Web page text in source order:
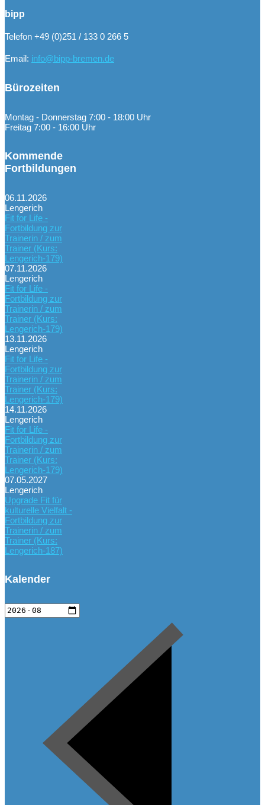
bipp
Telefon +49 (0)251 / 133 0 266 5
Email: info@bipp-bremen.de
Bürozeiten
Montag - Donnerstag 7:00 - 18:00 Uhr
Freitag 7:00 - 16:00 Uhr
Kommende
Fortbildungen
06.11.2026
Lengerich
Fit for Life -
Fortbildung zur
Trainerin / zum
Trainer (Kurs:
Lengerich-179)
07.11.2026
Lengerich
Fit for Life -
Fortbildung zur
Trainerin / zum
Trainer (Kurs:
Lengerich-179)
13.11.2026
Lengerich
Fit for Life -
Fortbildung zur
Trainerin / zum
Trainer (Kurs:
Lengerich-179)
14.11.2026
Lengerich
Fit for Life -
Fortbildung zur
Trainerin / zum
Trainer (Kurs:
Lengerich-179)
07.05.2027
Lengerich
Upgrade Fit für
kulturelle Vielfalt -
Fortbildung zur
Trainerin / zum
Trainer (Kurs:
Lengerich-187)
Kalender